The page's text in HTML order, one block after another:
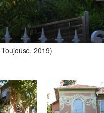
2019)